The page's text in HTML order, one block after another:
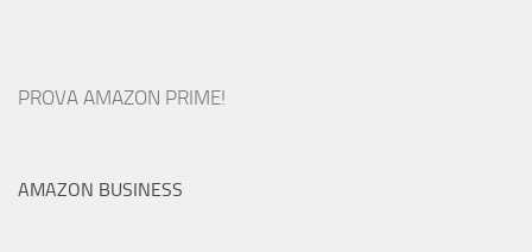
PROVA AMAZON PRIME!
AMAZON BUSINESS